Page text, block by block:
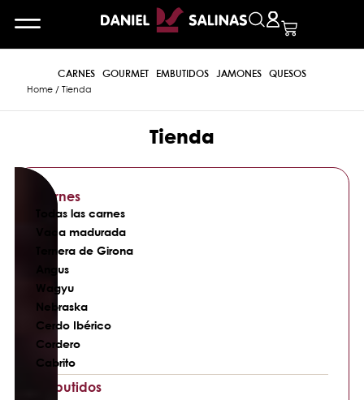
CARNES GOURMET EMBUTIDOS JAMONES QUESOS
Home/ Tienda
Tienda
Carnes
Todas las carnes
Vaca madurada
Ternera de Girona
Angus
Wagyu
Nebraska
Cerdo Ibérico
Cordero
Cabrito
Embutidos